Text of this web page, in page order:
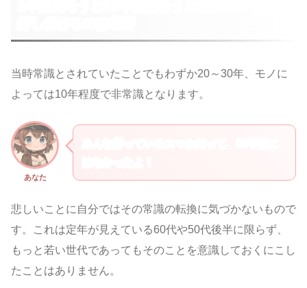
当時常識とされていたことでもわずか20～30年、モノに
よっては10年程度で非常識となります。
あなた
悲しいことに自分ではその常識の転換に気づかないもので
す。これは定年が見えている60代や50代後半に限らず、
もっと若い世代であってもそのことを意識しておくにこし
たことはありません。